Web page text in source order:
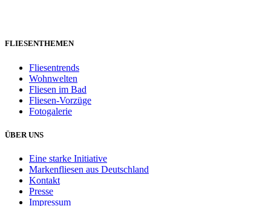
FLIESENTHEMEN
Fliesentrends
Wohnwelten
Fliesen im Bad
Fliesen-Vorzüge
Fotogalerie
ÜBER UNS
Eine starke Initiative
Markenfliesen aus Deutschland
Kontakt
Presse
Impressum